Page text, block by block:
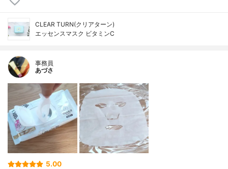
CLEAR TURN(クリアターン)
エッセンスマスク ビタミンC
事務員
あづさ
5.00